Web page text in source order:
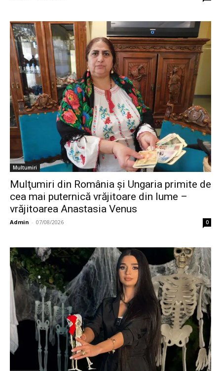
Multumiri
Mulţumiri din România și Ungaria primite de
cea mai puternică vrăjitoare din lume –
vrăjitoarea Anastasia Venus
Admin - 07/08/2026 0